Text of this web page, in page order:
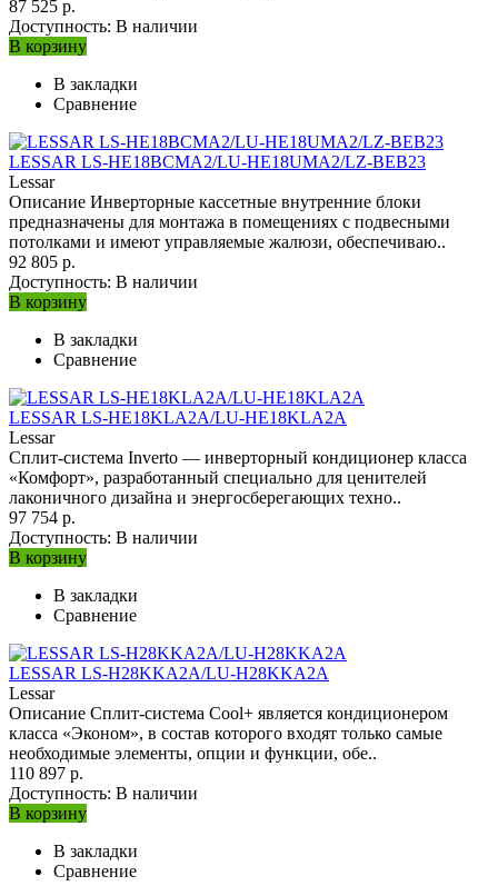
87 525 р.
Доступность: В наличии
В корзину
В закладки
Сравнение
LESSAR LS-HE18BCMA2/LU-HE18UMA2/LZ-BEB23
Lessar
Описание Инверторные кассетные внутренние блоки
предназначены для монтажа в помещениях с подвесными
потолками и имеют управляемые жалюзи, обеспечиваю..
92 805 р.
Доступность: В наличии
В корзину
В закладки
Сравнение
LESSAR LS-HE18KLA2A/LU-HE18KLA2A
Lessar
Сплит-система Inverto — инверторный кондиционер класса
«Комфорт», разработанный специально для ценителей
лаконичного дизайна и энергосберегающих техно..
97 754 р.
Доступность: В наличии
В корзину
В закладки
Сравнение
LESSAR LS-H28KKA2A/LU-H28KKA2A
Lessar
Описание Сплит-система Cool+ является кондиционером
класса «Эконом», в состав которого входят только самые
необходимые элементы, опции и функции, обе..
110 897 р.
Доступность: В наличии
В корзину
В закладки
Сравнение